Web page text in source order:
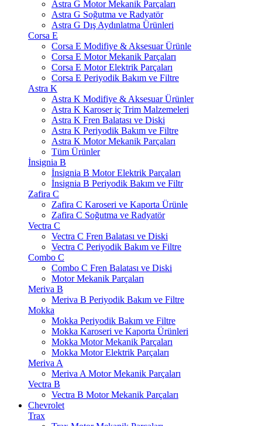
Astra G Motor Mekanik Parçaları
Astra G Soğutma ve Radyatör
Astra G Dış Aydınlatma Ürünleri
Corsa E
Corsa E Modifiye & Aksesuar Ürünle
Corsa E Motor Mekanik Parçaları
Corsa E Motor Elektrik Parçaları
Corsa E Periyodik Bakım ve Filtre
Astra K
Astra K Modifiye & Aksesuar Ürünler
Astra K Karoser iç Trim Malzemeleri
Astra K Fren Balatası ve Diski
Astra K Periyodik Bakım ve Filtre
Astra K Motor Mekanik Parçaları
Tüm Ürünler
İnsignia B
İnsignia B Motor Elektrik Parçaları
İnsignia B Periyodik Bakım ve Filtr
Zafira C
Zafira C Karoseri ve Kaporta Ürünle
Zafira C Soğutma ve Radyatör
Vectra C
Vectra C Fren Balatası ve Diski
Vectra C Periyodik Bakım ve Filtre
Combo C
Combo C Fren Balatası ve Diski
Motor Mekanik Parçaları
Meriva B
Meriva B Periyodik Bakım ve Filtre
Mokka
Mokka Periyodik Bakım ve Filtre
Mokka Karoseri ve Kaporta Ürünleri
Mokka Motor Mekanik Parçaları
Mokka Motor Elektrik Parçaları
Meriva A
Meriva A Motor Mekanik Parçaları
Vectra B
Vectra B Motor Mekanik Parçaları
Chevrolet
Trax